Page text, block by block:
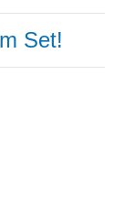
Set!